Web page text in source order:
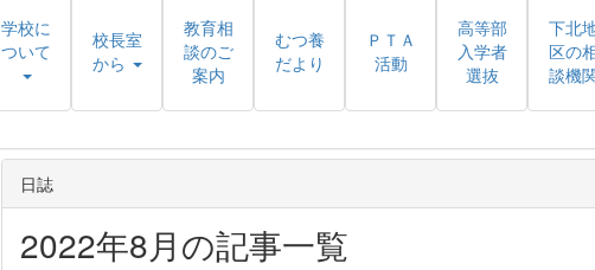
学校に
ついて
校長室
から
教育相
談のご
案内
むつ養
だより
ＰＴＡ
活動
高等部
入学者
選抜
下北
区の
談機
日誌
2022年8月の記事一覧